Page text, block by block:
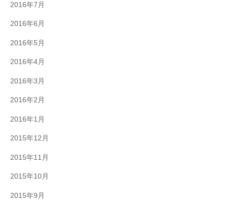
2016年7月
2016年6月
2016年5月
2016年4月
2016年3月
2016年2月
2016年1月
2015年12月
2015年11月
2015年10月
2015年9月